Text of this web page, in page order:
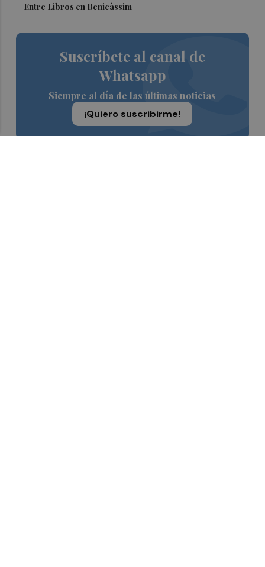
Entre Libros en Benicàssim
Suscríbete al canal de
Whatsapp
Siempre al día de las últimas noticias
¡Quiero suscribirme!